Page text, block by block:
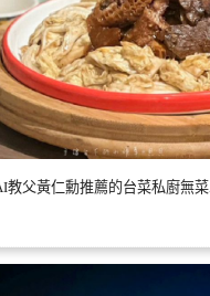
教父黃仁勳推薦的台菜私廚無